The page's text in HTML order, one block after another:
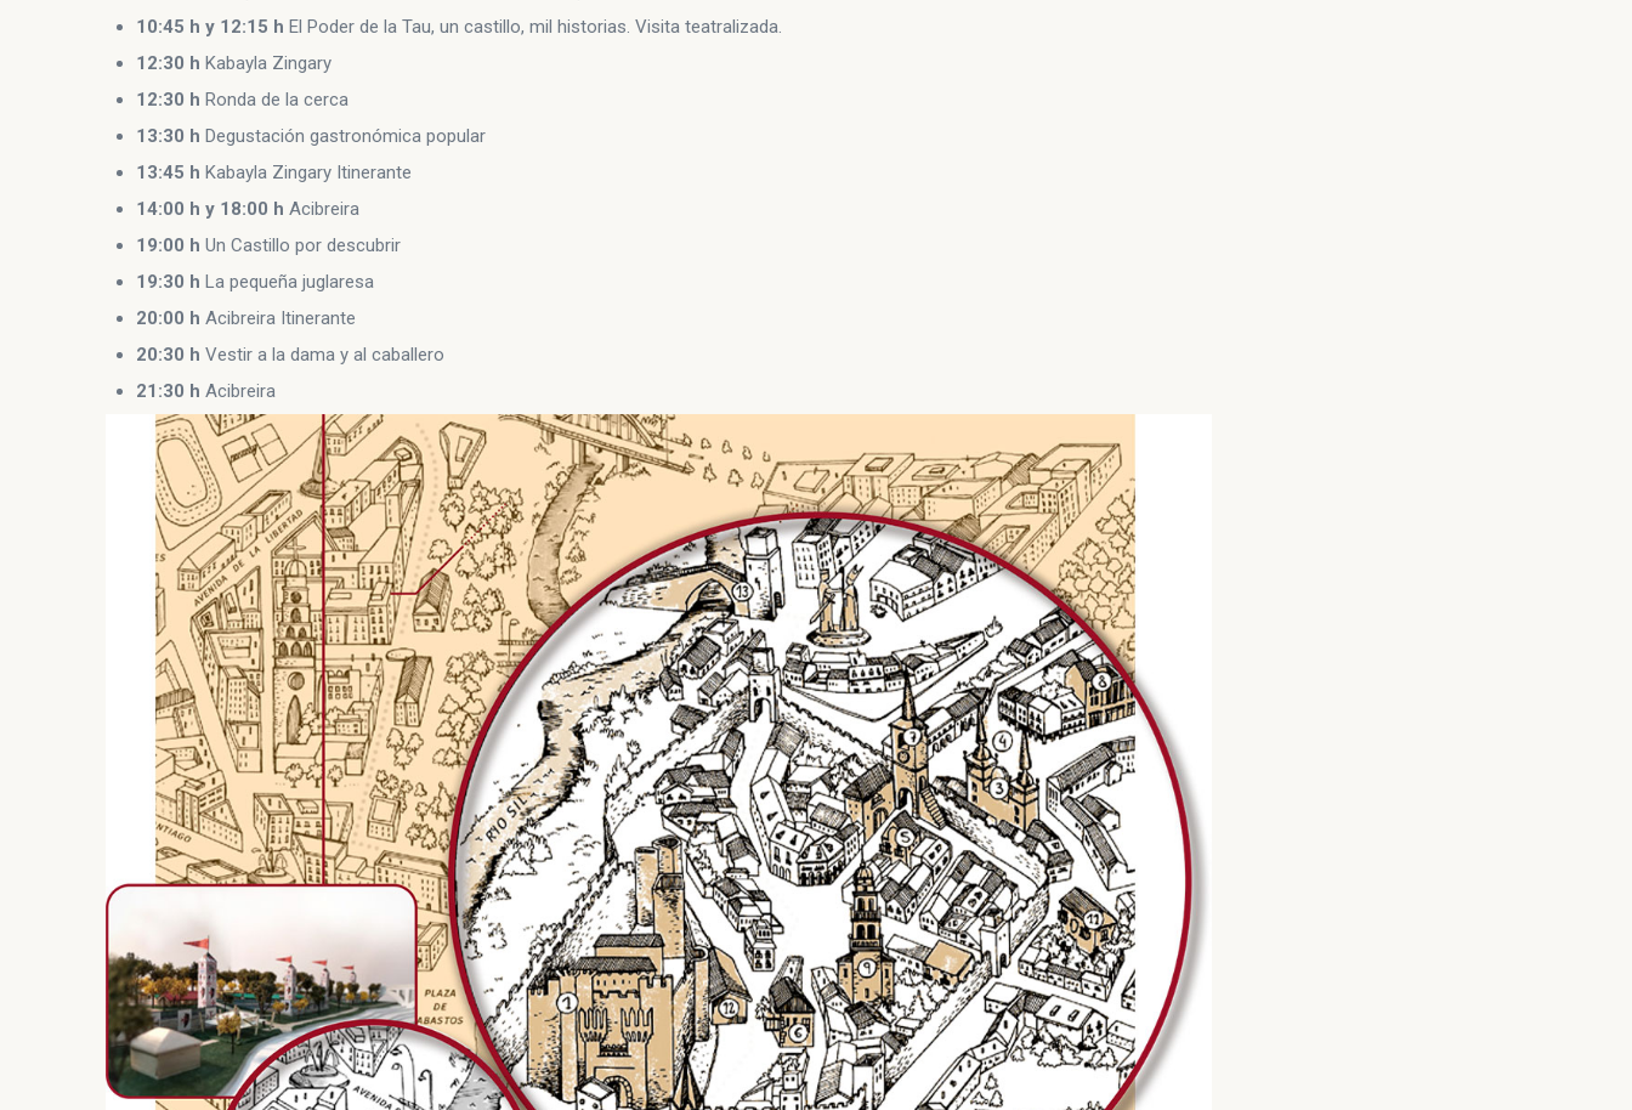
10:45 h y 12:15 h El Poder de la Tau, un castillo, mil historias. Visita teatralizada.
12:30 h Kabayla Zingary
12:30 h Ronda de la cerca
13:30 h Degustación gastronómica popular
13:45 h Kabayla Zingary Itinerante
14:00 h y 18:00 h Acibreira
19:00 h Un Castillo por descubrir
19:30 h La pequeña juglaresa
20:00 h Acibreira Itinerante
20:30 h Vestir a la dama y al caballero
21:30 h Acibreira